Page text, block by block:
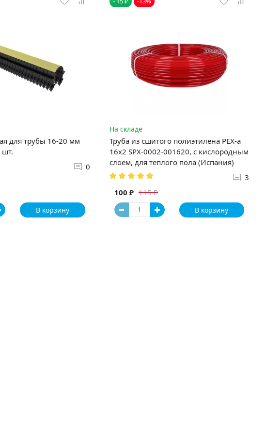
для трубы 16-20 мм
шт.
0
В корзину
На складе
Труба из сшитого полиэтилена PEX-a
16х2 SPX-0002-001620, с кислородным
слоем, для теплого пола (Испания)
3
115 ₽
100 ₽
В корзину